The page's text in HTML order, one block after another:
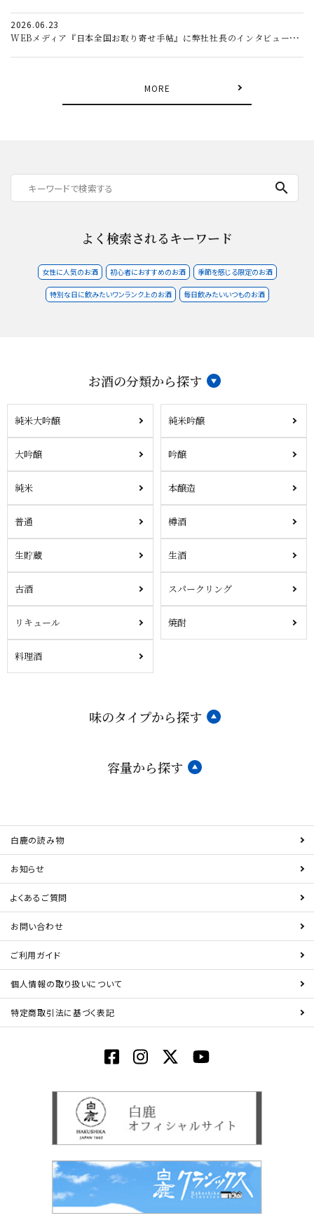
2026.06.23
WEBメディア『日本全国お取り寄せ手帖』に弊社社長のインタビュー記事が掲載されました。
MORE
search
よく検索されるキーワード
女性に人気のお酒 初心者におすすめのお酒 季節を感じる限定のお酒
特別な日に飲みたいワンランク上のお酒 毎日飲みたいいつものお酒
お酒の分類から探す
純米大吟醸 純米吟醸
大吟醸 吟醸
純米 本醸造
普通 樽酒
生貯蔵 生酒
古酒 スパークリング
リキュール 焼酎
料理酒
味のタイプから探す
容量から探す
白鹿の読み物
お知らせ
よくあるご質問
お問い合わせ
ご利用ガイド
個人情報の取り扱いについて
特定商取引法に基づく表記